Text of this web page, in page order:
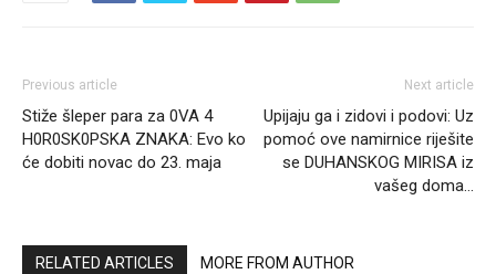
Previous article
Stiže šleper para za 0VA 4
H0R0SK0PSKA ZNAKA: Evo ko
će dobiti novac do 23. maja
Next article
Upijaju ga i zidovi i podovi: Uz
pomoć ove namirnice riješite
se DUHANSKOG MIRISA iz
vašeg doma…
RELATED ARTICLES MORE FROM AUTHOR